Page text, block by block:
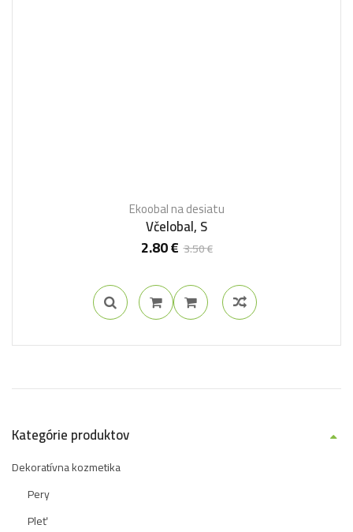
Ekoobal na desiatu
Včelobal, S
3.50€
2.80€
Kategórie produktov
Dekoratívna kozmetika
Pery
Pleť